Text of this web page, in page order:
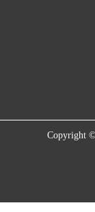
Copyright